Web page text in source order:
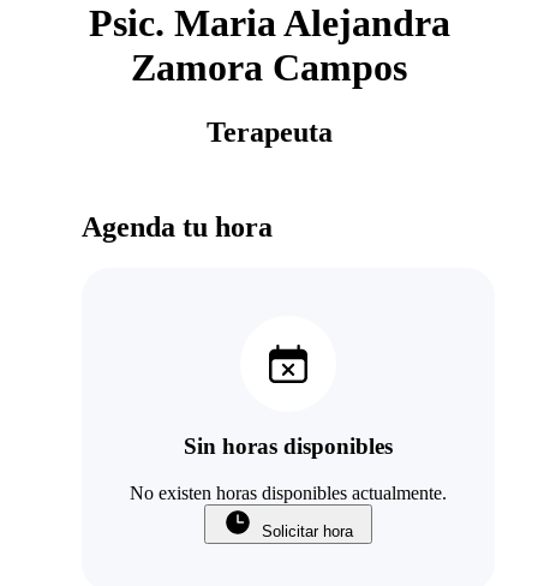
Psic. Maria Alejandra
Zamora Campos
Terapeuta
Agenda tu hora
Sin horas disponibles
No existen horas disponibles actualmente.
Solicitar hora